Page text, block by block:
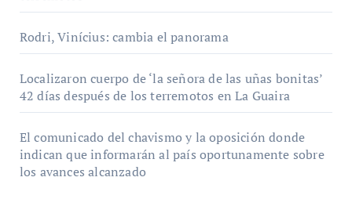
Rodri, Vinícius: cambia el panorama
Localizaron cuerpo de ‘la señora de las uñas bonitas’
42 días después de los terremotos en La Guaira
El comunicado del chavismo y la oposición donde
indican que informarán al país oportunamente sobre
los avances alcanzado